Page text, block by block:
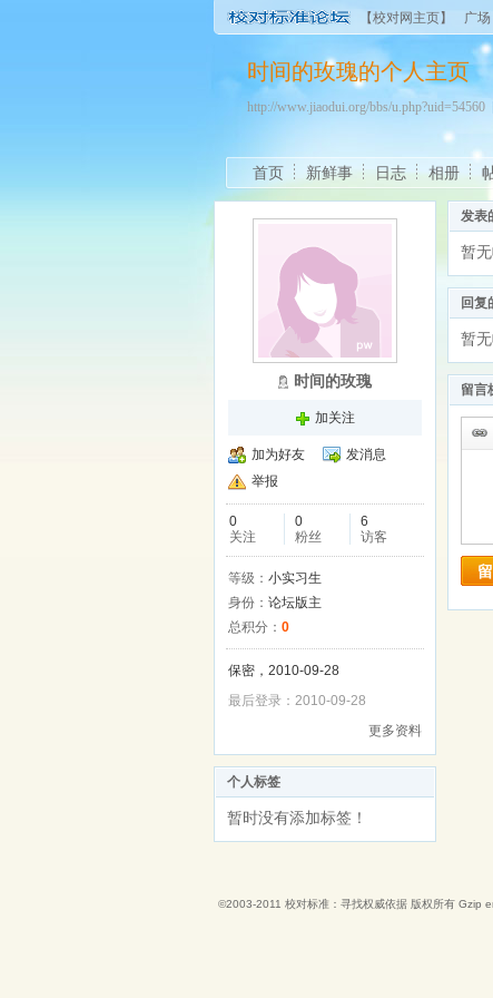
【校对网主页】 广场
时间的玫瑰的个人主页
http://www.jiaodui.org/bbs/u.php?uid=54560
首页 新鲜事 日志 相册
时间的玫瑰
加关注
加为好友
发消息
举报
0
关注
0
粉丝
6
访客
等级： 小实习生
身份： 论坛版主
总积分： 0
保密，2010-09-28
最后登录：2010-09-28
更多资料
个人标签
暂时没有添加标签！
发表
暂无
回复
暂无
留言
©2003-2011 校对标准：寻找权威依据 版权所有 Gzip